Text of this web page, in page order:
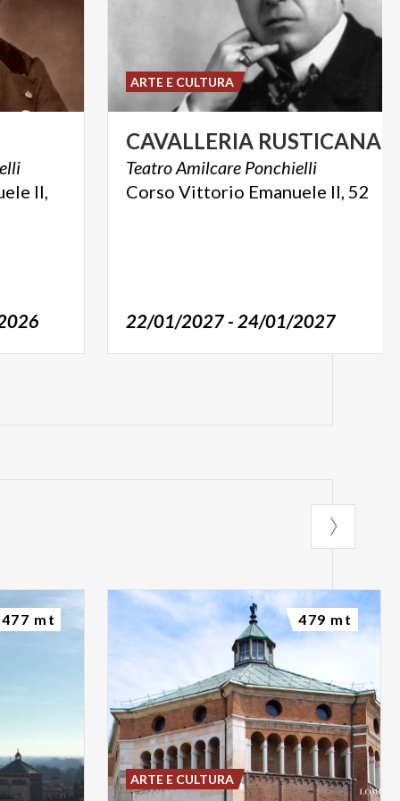
II,
CAVALLERIA RUSTICANA
TeatroAmilcare Ponchielli
Corso Vittorio Emanuele II, 52
22/01/2027 - 24/01/2027
ARTE E CULTURA
477 mt
ARTE E CULTURA
479 mt